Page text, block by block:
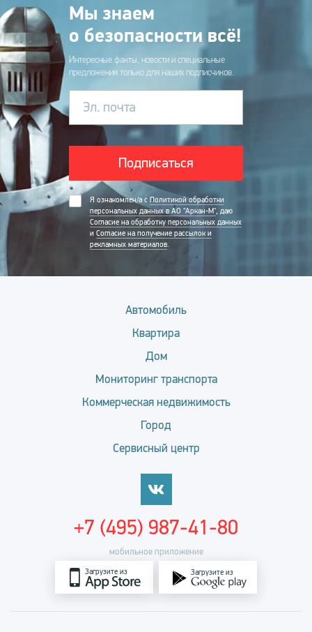
Мы знаем
о безопасности всё!
Интересные факты, новости и специальные
предложения только для наших подписчиков.
Эл. почта
Подписаться
Я ознакомлен/а с Политикой обработки
персональных данных в АО "Аркан-М", даю
Согласие на обработку персональных данных
и Согласие на получение рассылок и
рекламных материалов.
Автомобиль
Квартира
Дом
Мониторинг транспорта
Коммерческая недвижимость
Город
Сервисный центр
мобильное приложение
Загрузите из Загрузите из
+7 (495) 987-41-80